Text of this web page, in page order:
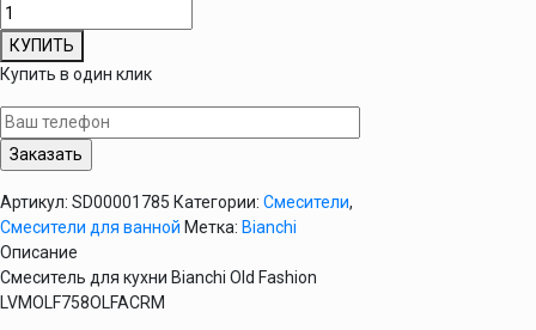
Количество
товара
Смеситель
для
кухни
Bianchi
Old
LVMOLF758OLFACRM
КУПИТЬ
Купить в один клик
Артикул: SD00001785 Категории: Смесители,
Смесители для ванной Метка: Bianchi
Описание
Смеситель для кухни Bianchi Old Fashion
LVMOLF758OLFACRM